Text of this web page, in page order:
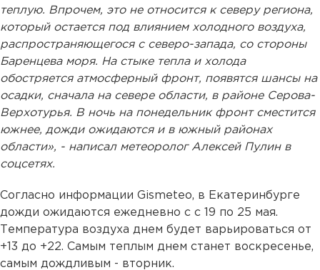
теплую. Впрочем, это не относится к северу региона,
который остается под влиянием холодного воздуха,
распространяющегося с северо-запада, со стороны
Баренцева моря. На стыке тепла и холода
обостряется атмосферный фронт, появятся шансы на
осадки, сначала на севере области, в районе Серова-
Верхотурья. В ночь на понедельник фронт сместится
южнее, дожди ожидаются и в южный районах
области», - написал метеоролог Алексей Пулин в
соцсетях.
Согласно информации Gismeteo, в Екатеринбурге
дожди ожидаются ежедневно с с 19 по 25 мая.
Температура воздуха днем будет варьироваться от
+13 до +22. Самым теплым днем станет воскресенье,
самым дождливым - вторник.